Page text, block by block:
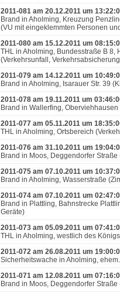
2011-081 am 20.12.2011 um
Brand in Aholming, Kreuzung
(VU mit eingeklemmten Personen
2011-080 am 15.12.2011 um
THL in Aholming, Bundesstraße B 8,
(Verkehrsunfall,
2011-079 am 14.12.2011 um
Brand in Aholming, Isarauer Str. 39
2011-078 am 19.11.2011 um
Brand in Wallerfing,
2011-077 am 05.11.2011 um
THL in Aholming, Ortsbereich
2011-076 am 31.10.2011 um
Brand in Moos, Deggendorfer
2011-075 am 07.10.2011 um
Brand in Aholming, Wasserstraße
2011-074 am 07.10.2011 um
Brand in Plattling, Bahnstrecke
Geräte)
2011-073 am 05.09.2011 um
THL in Aholming, westlich des
2011-072 am 26.08.2011 um
Sicherheitswache in Aholming,
2011-071 am 12.08.2011 um
Brand in Moos, Deggendorfer